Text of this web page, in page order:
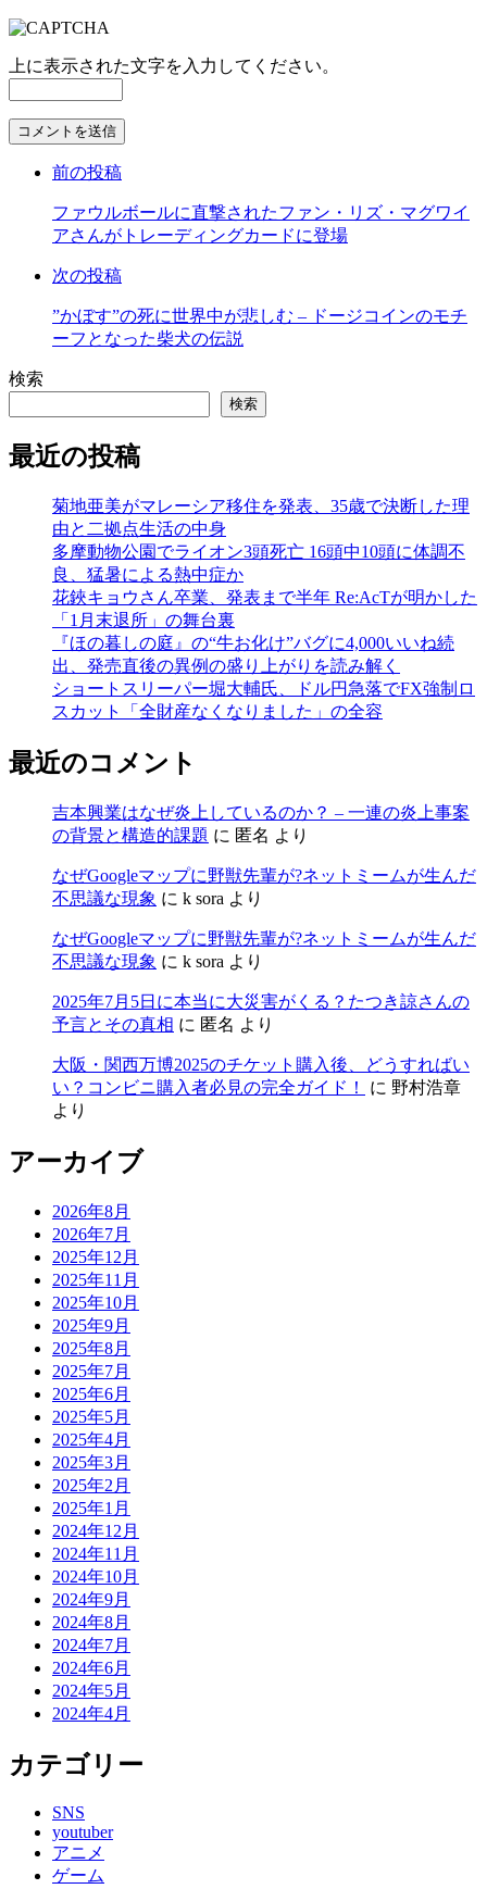
上に表示された文字を入力してください。
コ
す
る
前の投稿
ファウルボールに直撃されたファン・リズ・マグワイ
アさんがトレーディングカードに登場
次の投稿
”かぼす”の死に世界中が悲しむ – ドージコインのモチ
ーフとなった柴犬の伝説
検索
検索
最近の投稿
菊地亜美がマレーシア移住を発表、35歳で決断した理
由と二拠点生活の中身
多摩動物公園でライオン3頭死亡 16頭中10頭に体調不
良、猛暑による熱中症か
花鋏キョウさん卒業、発表まで半年 Re:AcTが明かした
「1月末退所」の舞台裏
『ほの暮しの庭』の“牛お化け”バグに4,000いいね続
出、発売直後の異例の盛り上がりを読み解く
ショートスリーパー堀大輔氏、ドル円急落でFX強制ロ
スカット「全財産なくなりました」の全容
最近のコメント
吉本興業はなぜ炎上しているのか？ – 一連の炎上事案
の背景と構造的課題 に 匿名 より
なぜGoogleマップに野獣先輩が?ネットミームが生んだ
不思議な現象 に k sora より
なぜGoogleマップに野獣先輩が?ネットミームが生んだ
不思議な現象 に k sora より
2025年7月5日に本当に大災害がくる？たつき諒さんの
予言とその真相 に 匿名 より
大阪・関西万博2025のチケット購入後、どうすればい
い？コンビニ購入者必見の完全ガイド！
に 野村浩章
より
アーカイブ
2026年8月
2026年7月
2025年12月
2025年11月
2025年10月
2025年9月
2025年8月
2025年7月
2025年6月
2025年5月
2025年4月
2025年3月
2025年2月
2025年1月
2024年12月
2024年11月
2024年10月
2024年9月
2024年8月
2024年7月
2024年6月
2024年5月
2024年4月
カテゴリー
SNS
youtuber
アニメ
ゲーム